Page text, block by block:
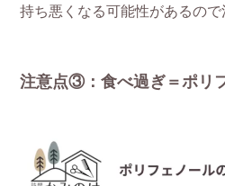
持ち悪くなる可能性があるので
注意点③：食べ過ぎ＝ポリ